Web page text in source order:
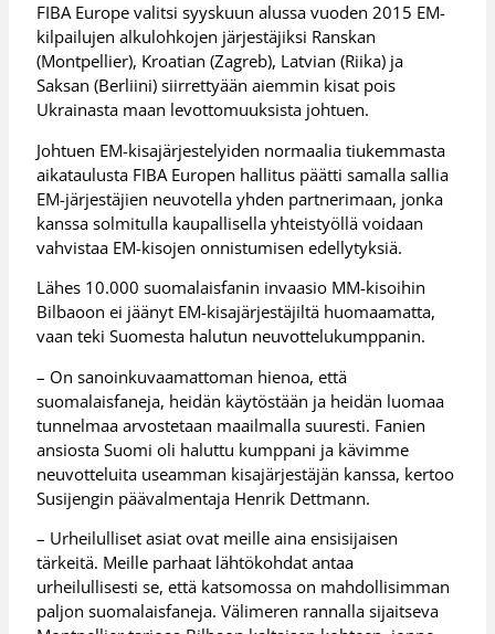
FIBA Europe valitsi syyskuun alussa vuoden 2015 EM-
kilpailujen alkulohkojen järjestäjiksi Ranskan
(Montpellier), Kroatian (Zagreb), Latvian (Riika) ja
Saksan (Berliini) siirrettyään aiemmin kisat pois
Ukrainasta maan levottomuuksista johtuen.
Johtuen EM-kisajärjestelyiden normaalia tiukemmasta
aikataulusta FIBA Europen hallitus päätti samalla sallia
EM-järjestäjien neuvotella yhden partnerimaan, jonka
kanssa solmitulla kaupallisella yhteistyöllä voidaan
vahvistaa EM-kisojen onnistumisen edellytyksiä.
Lähes 10.000 suomalaisfanin invaasio MM-kisoihin
Bilbaoon ei jäänyt EM-kisajärjestäjiltä huomaamatta,
vaan teki Suomesta halutun neuvottelukumppanin.
– On sanoinkuvaamattoman hienoa, että
suomalaisfaneja, heidän käytöstään ja heidän luomaa
tunnelmaa arvostetaan maailmalla suuresti. Fanien
ansiosta Suomi oli haluttu kumppani ja kävimme
neuvotteluita useamman kisajärjestäjän kanssa, kertoo
Susijengin päävalmentaja Henrik Dettmann.
– Urheilulliset asiat ovat meille aina ensisijaisen
tärkeitä. Meille parhaat lähtökohdat antaa
urheilullisesti se, että katsomossa on mahdollisimman
paljon suomalaisfaneja. Välimeren rannalla sijaitseva